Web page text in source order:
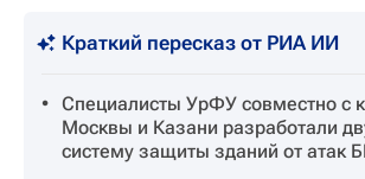
Краткий пересказ от РИА ИИ
Специалисты УрФУ совместно с
Москвы и Казани разработали
систему защиты зданий от атак